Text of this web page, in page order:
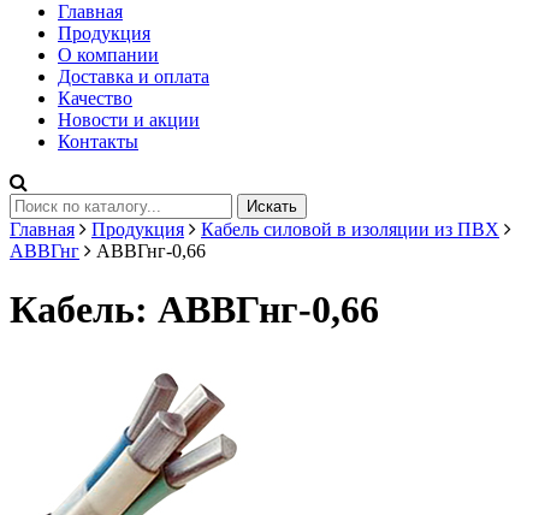
Главная
Продукция
О компании
Доставка и оплата
Качество
Новости и акции
Контакты
Искать
Главная Продукция
Кабель силовой в изоляции из ПВХ
АВВГнг
АВВГнг-0,66
Кабель: АВВГнг-0,66